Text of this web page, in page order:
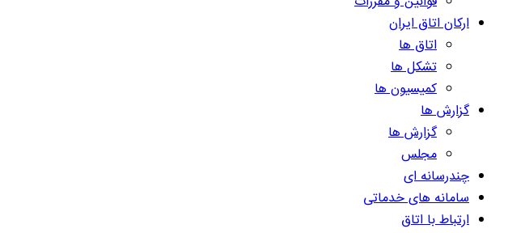
ارکان اتاق ایران
اتاق ها
تشکل ها
کمیسیون ها
گزارش ها
گزارش ها
مجلس
چندرسانه ای
سامانه های خدماتی
ارتباط با اتاق